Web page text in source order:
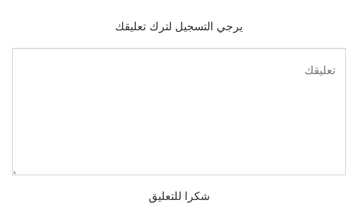
يرجي التسجيل لترك تعليقك
شكرا للتعليق